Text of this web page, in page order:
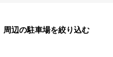
岐阜市
周辺の駐車場を絞り込む